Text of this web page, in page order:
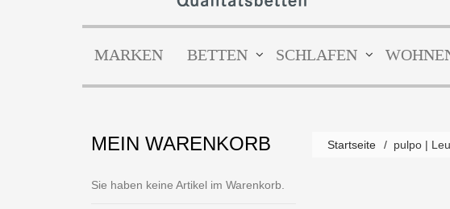
MARKEN BETTEN SCHLAFEN
Startseite / pulpo |
MEIN WARENKORB
Sie haben keine Artikel im Warenkorb.